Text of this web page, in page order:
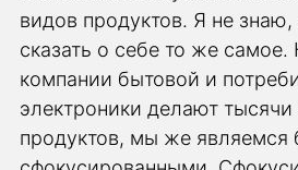
видов продуктов. Я не знаю,
сказать о себе то же самое.
компании бытовой и
электроники делают
продуктов, мы же являемся